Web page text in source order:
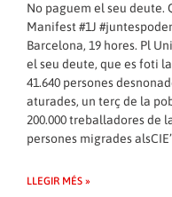
No paguem el seu deute.
Manifest #1J
Barcelona, 19 hores. Pl
el seu deute, que es foti
41.640 persones
aturades, un terç de la
200.000 treballadores de
persones migrades
LLEGIR MÉS »